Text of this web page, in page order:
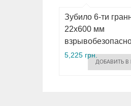
Зубило 6-ти
22х600 мм
5,225 грн.
ДОБАВИТЬ В